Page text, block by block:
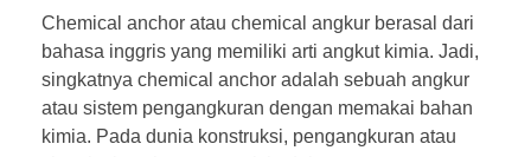
Chemical anchor atau chemical angkur berasal dari
bahasa inggris yang memiliki arti angkut kimia. Jadi,
singkatnya chemical anchor adalah sebuah angkur
atau sistem pengangkuran dengan memakai bahan
kimia. Pada dunia konstruksi, pengangkuran atau